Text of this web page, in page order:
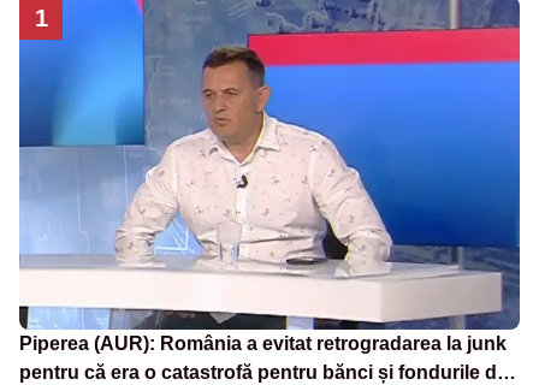
1
Piperea (AUR): România a evitat retrogradarea la junk
pentru că era o catastrofă pentru bănci și fondurile de